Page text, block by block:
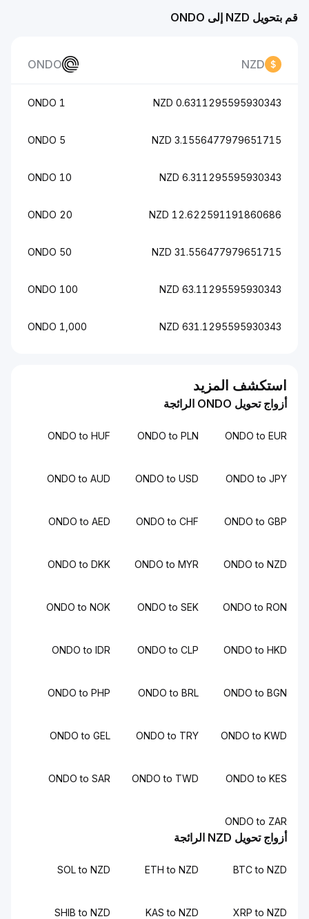
قم بتحويل NZD إلى ONDO
NZD
ONDO
0.6311295595930343 NZD
1 ONDO
3.1556477979651715 NZD
5 ONDO
6.311295595930343 NZD
10 ONDO
12.622591191860686 NZD
20 ONDO
31.556477979651715 NZD
50 ONDO
63.11295595930343 NZD
100 ONDO
631.1295595930343 NZD
1,000 ONDO
استكشف المزيد
أزواج تحويل ONDO الرائجة
ONDO to EUR
ONDO to PLN
ONDO to HUF
ONDO to JPY
ONDO to USD
ONDO to AUD
ONDO to GBP
ONDO to CHF
ONDO to AED
ONDO to NZD
ONDO to MYR
ONDO to DKK
ONDO to RON
ONDO to SEK
ONDO to NOK
ONDO to HKD
ONDO to CLP
ONDO to IDR
ONDO to BGN
ONDO to BRL
ONDO to PHP
ONDO to KWD
ONDO to TRY
ONDO to GEL
ONDO to KES
ONDO to TWD
ONDO to SAR
ONDO to ZAR
أزواج تحويل NZD الرائجة
BTC to NZD
ETH to NZD
SOL to NZD
XRP to NZD
KAS to NZD
SHIB to NZD